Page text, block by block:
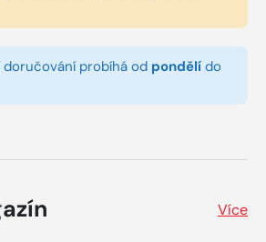
probíhá od pondělí do
Více